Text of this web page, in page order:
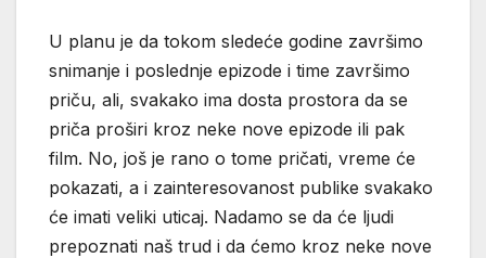
U planu je da tokom sledeće godine završimo
snimanje i poslednje epizode i time završimo
priču, ali, svakako ima dosta prostora da se
priča proširi kroz neke nove epizode ili pak
film. No, još je rano o tome pričati, vreme će
pokazati, a i zainteresovanost publike svakako
će imati veliki uticaj. Nadamo se da će ljudi
prepoznati naš trud i da ćemo kroz neke nove